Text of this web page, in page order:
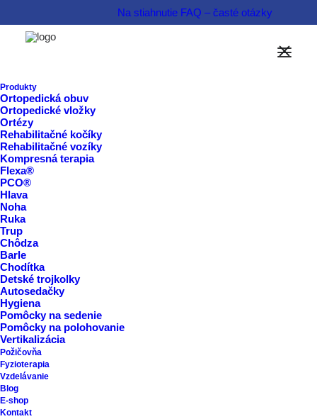
Na stiahnutie FAQ – časté otázky
Produkty
Ortopedická obuv
Ortopedické vložky
Ortézy
Rehabilitačné kočíky
Rehabilitačné vozíky
Kompresná terapia
Flexa®
PCO®
Hlava
Noha
Ruka
Trup
Chôdza
Barle
Chodítka
Detské trojkolky
Autosedačky
Hygiena
Pomôcky na sedenie
Pomôcky na polohovanie
Vertikalizácia
Požičovňa
Fyzioterapia
Vzdelávanie
Blog
E-shop
Kontakt